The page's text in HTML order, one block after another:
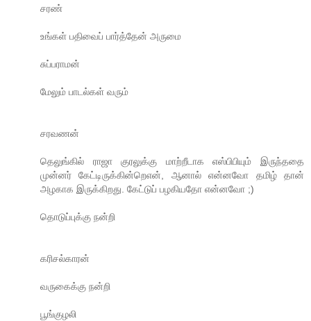
சரண்
உங்கள் பதிவைப் பார்த்தேன் அருமை
சுப்பராமன்
மேலும் பாடல்கள் வரும்
சரவணன்
தெலுங்கில் ராஜா குரலுக்கு மாற்றீடாக எஸ்பிபியும் இருந்ததை
முன்னர் கேட்டிருக்கின்றெஎன், ஆனால் என்னவோ தமிழ் தான்
அழகாக இருக்கிறது. கேட்டுப் பழகியதோ என்னவோ ;)
தொடுப்புக்கு நன்றி
கரிசல்காரன்
வருகைக்கு நன்றி
பூங்குழலி